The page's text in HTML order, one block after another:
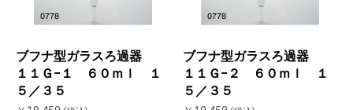
ブフナ型ガラスろ過器
１１Ｇ−１ ６０ｍｌ １
５／３５
ブフナ型ガラスろ過器
１１Ｇ−２ ６０ｍｌ １
５／３５